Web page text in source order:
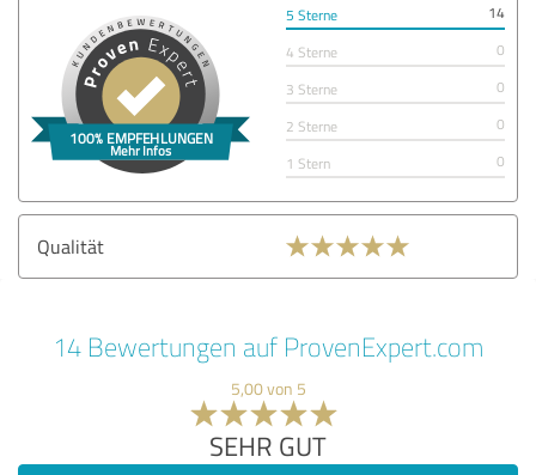
5 Sterne
14
4 Sterne
0
3 Sterne
0
2 Sterne
0
1 Stern
0
Qualität
14 Bewertungen auf ProvenExpert.com
5,00 von 5
SEHR GUT